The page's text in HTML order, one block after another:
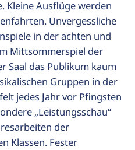
Kleine Ausflüge werden
Unvergessliche
in der achten und
Mittsommerspiel der
Saal das Publikum kaum
Gruppen in der
jedes Jahr vor Pfingsten
„Leistungsschau“
der
Klassen. Fester